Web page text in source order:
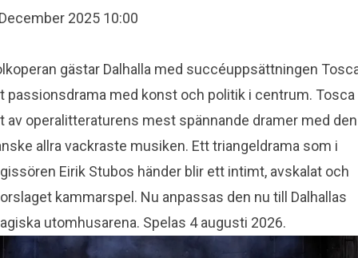
2025 10:00
gästar Dalhalla med succéuppsättningen
passionsdrama med konst och politik i centrum. Tosca
av operalitteraturens mest spännande dramer med den
allra vackraste musiken. Ett triangeldrama som i
Eirik Stubos händer blir ett intimt, avskalat och
kammarspel. Nu anpassas den nu till Dalhallas
utomhusarena. Spelas 4 augusti 2026.